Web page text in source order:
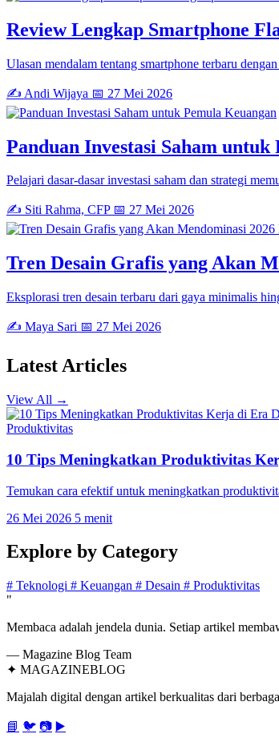
Review Lengkap Smartphone
Ulasan mendalam tentang smartphone terbaru
✍️ Andi Wijaya 📅 27 Mei 2026
Keuangan
Panduan Investasi Saham untuk
Pelajari dasar-dasar investasi saham dan strategi
✍️ Siti Rahma, CFP 📅 27 Mei 2026
Tren Desain Grafis yang Akan
Eksplorasi tren desain terbaru dari gaya minimalis
✍️ Maya Sari 📅 27 Mei 2026
Latest Articles
View All →
Produktivitas
10 Tips Meningkatkan Produktivitas
Temukan cara efektif untuk meningkatkan
26 Mei 2026 5 menit
Explore by Category
# Teknologi # Keuangan # Desain # Produktivitas
"
Membaca adalah jendela dunia. Setiap artikel
— Magazine Blog Team
✦ MAGAZINEBLOG
Majalah digital dengan artikel berkualitas dari
📘 🐦 📷 ▶️